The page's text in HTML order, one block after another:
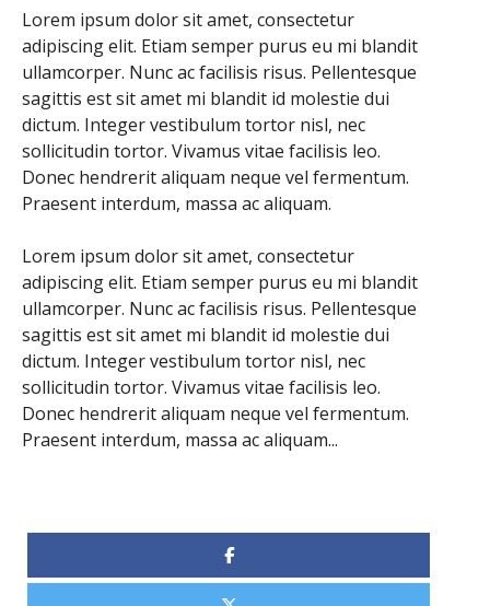
Lorem ipsum dolor sit amet, consectetur
adipiscing elit. Etiam semper purus eu mi blandit
ullamcorper. Nunc ac facilisis risus. Pellentesque
sagittis est sit amet mi blandit id molestie dui
dictum. Integer vestibulum tortor nisl, nec
sollicitudin tortor. Vivamus vitae facilisis leo.
Donec hendrerit aliquam neque vel fermentum.
Praesent interdum, massa ac aliquam.
Lorem ipsum dolor sit amet, consectetur
adipiscing elit. Etiam semper purus eu mi blandit
ullamcorper. Nunc ac facilisis risus. Pellentesque
sagittis est sit amet mi blandit id molestie dui
dictum. Integer vestibulum tortor nisl, nec
sollicitudin tortor. Vivamus vitae facilisis leo.
Donec hendrerit aliquam neque vel fermentum.
Praesent interdum, massa ac aliquam...